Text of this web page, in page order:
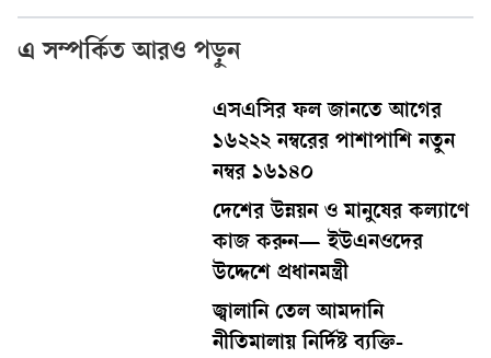
এ সম্পর্কিত আরও পড়ুন
এসএসির ফল জানতে আগের
১৬২২২ নম্বরের পাশাপাশি নতুন
নম্বর ১৬১৪০
দেশের উন্নয়ন ও মানুষের কল্যাণে
কাজ করুন— ইউএনওদের
উদ্দেশে প্রধানমন্ত্রী
জ্বালানি তেল আমদানি
নীতিমালায় নির্দিষ্ট ব্যক্তি-